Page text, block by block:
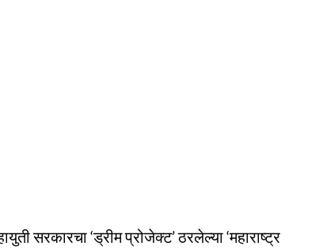
सरकारचा ‘ड्रीम प्रोजेक्ट’ ठरलेल्या ‘महाराष्ट्र